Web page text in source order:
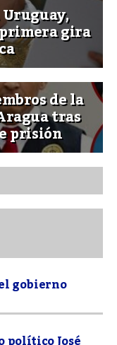
gira
de la
tras
prisión
gobierno